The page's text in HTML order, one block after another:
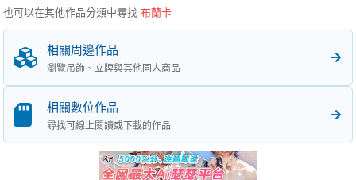
也可以在其他作品分類中尋找布蘭卡
相關周邊作品
瀏覽吊飾、立牌與其他同人商品
相關數位作品
尋找可線上閱讀或下載的作品